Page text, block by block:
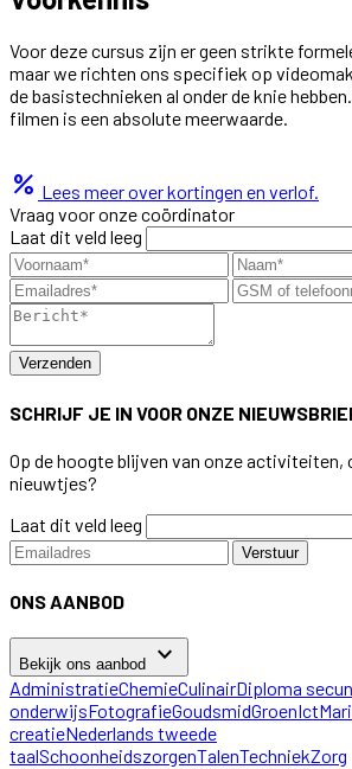
Voor deze cursus zijn er geen strikte
maar we richten ons specifiek op
de basistechnieken al onder de knie
filmen is een absolute meerwaarde.
percent Lees meer over kortingen en verlof.
Vraag voor onze coördinator
Laat dit veld leeg
Verzenden
SCHRIJF JE IN VOOR ONZE
Op de hoogte blijven van onze activiteiten,
nieuwtjes?
Laat dit veld leeg
Verstuur
ONS AANBOD
Bekijk ons aanbod keyboard_arrow_down
AdministratieChemieCulinairDiploma
onderwijsFotografieGoudsmidGroenIct
creatieNederlands tweede
taalSchoonheidszorgenTalenTechniekZorg